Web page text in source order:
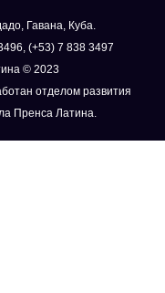
Гавана, Куба.
(+53) 7 838 3497
© 2023
отделом развития
Пренса Латина.